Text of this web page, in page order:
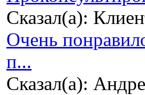
Сказал(а):
Очень
п...
Сказал(а):